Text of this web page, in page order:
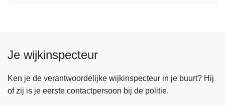
Je wijkinspecteur
Ken je de verantwoordelijke wijkinspecteur in je buurt? Hij
of zij is je eerste contactpersoon bij de politie.